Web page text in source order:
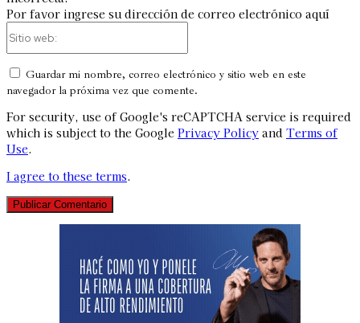
Por favor ingrese su dirección de correo electrónico aquí
Guardar mi nombre, correo electrónico y sitio web en este
navegador la próxima vez que comente.
For security, use of Google's reCAPTCHA service is required
which is subject to the Google Privacy Policy and Terms of
Use.
I agree to these terms.